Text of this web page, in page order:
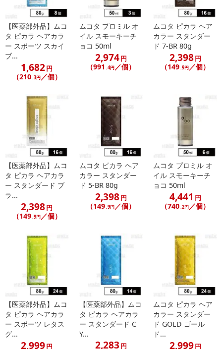
【医薬部外品】ムコ
タ ピカラ ヘアカラ
ー スポーツ スカイ
ブ...
1,682円
（210.3円／個）
ムコタ プロミル オ
イル スモーキーチ
ョコ 50ml
2,974円
（991 .4円／個）
ムコタ ピカラ ヘア
カラー スタンダー
ド 7-BR 80g
2,398円
（149.9円／個）
【医薬部外品】ムコ
タ ピカラ ヘアカラ
ー スタンダード ブ
ラ...
2,398円
（149.9円／個）
ムコタ ピカラ ヘア
カラー スタンダー
ド 5-BR 80g
2,398円
（149.9円 ／個）
ムコタ プロミル オ
イル スモーキーチ
ョコ 50ml
4,441 円
（740.2円 ／個）
【医薬部外品】ムコ
タ ピカラ ヘアカラ
ー スポーツ レタス
グ...
2,999円
【医薬部外品】ムコ
タ ピカラ ヘアカラ
ー スタンダード C
Y...
2,283円
ムコタ ピカラ ヘア
カラー スタンダー
ド GOLD ゴール
ド...
2,999円